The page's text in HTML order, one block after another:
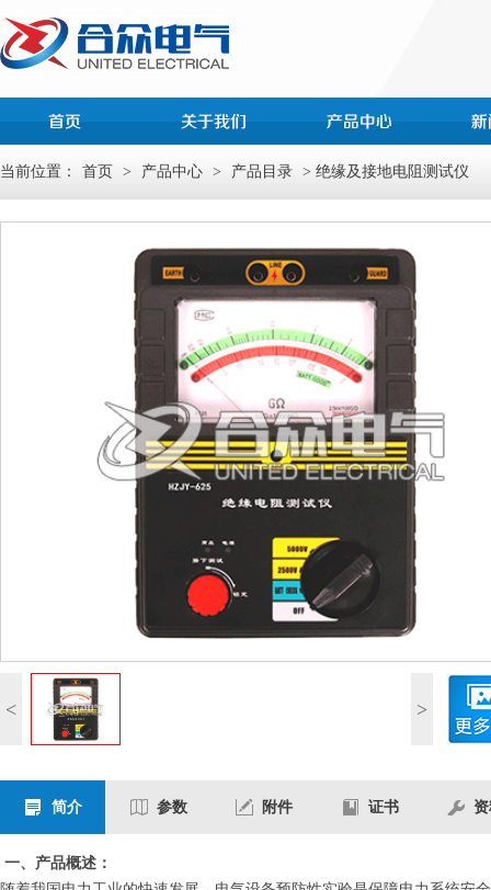
当前位置： 首页 > 产品中心 > 产品目录 > 绝缘及接地电阻测试仪
< >
简介 参数 附件 证书
一、产品概述：